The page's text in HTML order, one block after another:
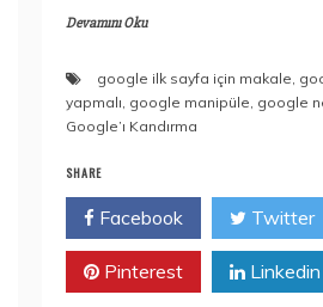
Devamını Oku
google ilk sayfa için makale,
yapmalı, google manipüle, google
Google’ı Kandırma
SHARE
Facebook Twitter
Pinterest Linkedin